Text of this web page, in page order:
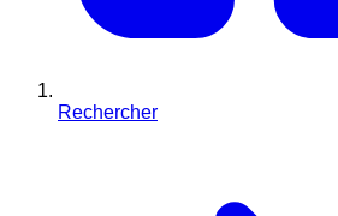
Rechercher